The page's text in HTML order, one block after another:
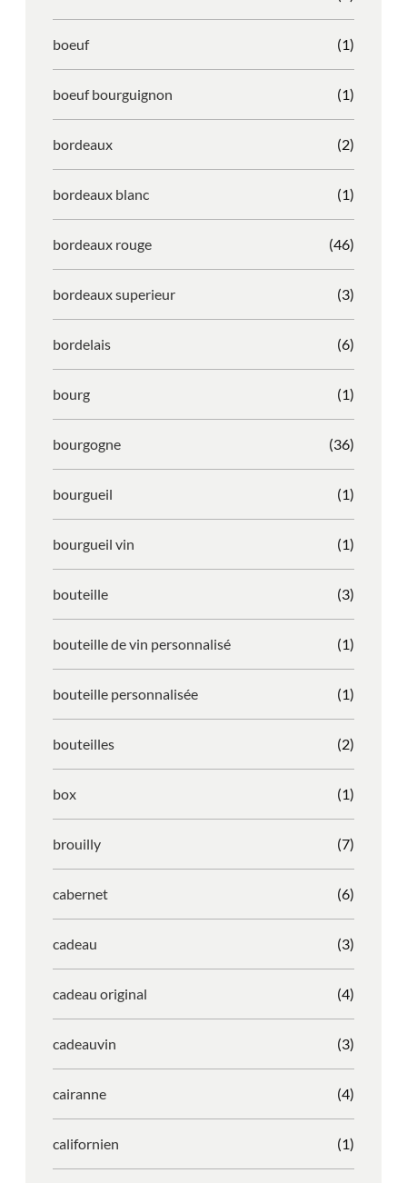
boeuf (1)
boeuf bourguignon (1)
bordeaux (2)
bordeaux blanc (1)
bordeaux rouge (46)
bordeaux superieur (3)
bordelais (6)
bourg (1)
bourgogne (36)
bourgueil (1)
bourgueil vin (1)
bouteille (3)
bouteille de vin personnalisé (1)
bouteille personnalisée (1)
bouteilles (2)
box (1)
brouilly (7)
cabernet (6)
cadeau (3)
cadeau original (4)
cadeauvin (3)
cairanne (4)
californien (1)